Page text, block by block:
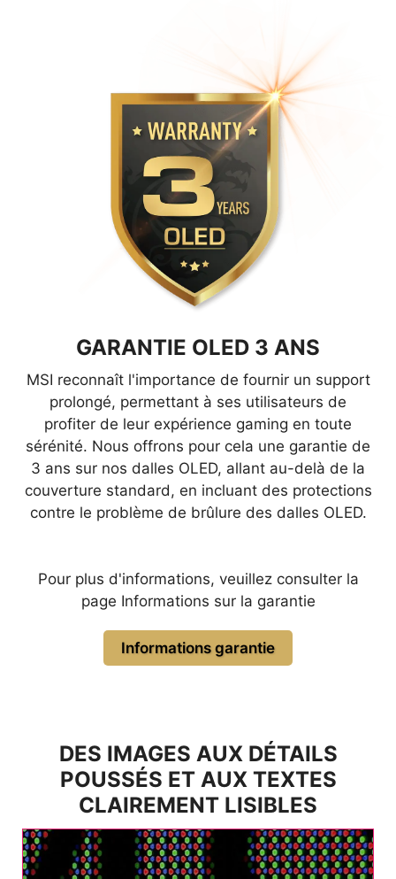
GARANTIE OLED 3 ANS
MSI reconnaît l'importance de fournir un support
prolongé, permettant à ses utilisateurs de
profiter de leur expérience gaming en toute
sérénité. Nous offrons pour cela une garantie de
3 ans sur nos dalles OLED, allant au-delà de la
couverture standard, en incluant des protections
contre le problème de brûlure des dalles OLED.
Pour plus d'informations, veuillez consulter la
page Informations sur la garantie
Informations garantie
DES IMAGES AUX DÉTAILS
POUSSÉS ET AUX TEXTES
CLAIREMENT LISIBLES